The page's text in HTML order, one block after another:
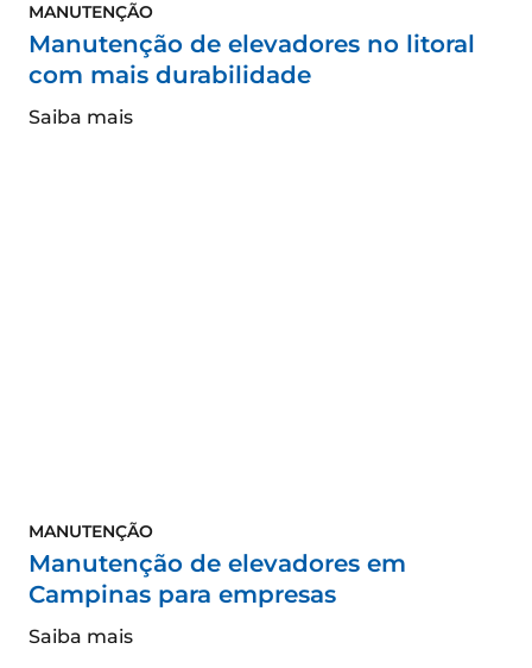
MANUTENÇÃO
Manutenção de elevadores no litoral
com mais durabilidade
Saiba mais
MANUTENÇÃO
Manutenção de elevadores em
Campinas para empresas
Saiba mais